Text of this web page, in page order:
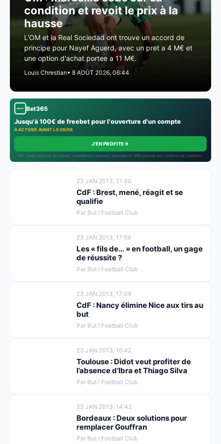
condition et revoit le prix à la
hausse
L'OM et la Real Sociedad ont trouve un accord de
principe pour Nayef Aguerd, avec un pret a 4 M€ et
une option d'achat portee a 11 M€.
Louis Chrestian• 8 AOÛT 2026, 06:44
Bet365
Jusqu'à 100€ de freebet pour l'ouverture d'un compte
À ACTIVER AVANT LE 09/08
J'EN PROFITE→
18+ · Jouer comporte des risques : endettement, isolement, dépendance · Offre soumise aux conditions de l’opérateur.
23 JAN 2013, 21:30
CdF : Brest, mené, réagit et se
qualifie
Par But ! Football Club
23 JAN 2013, 17:59
Les « fils de… » en football, un gage
de réussite ?
Par But ! Football Club
23 JAN 2013, 17:09
CdF : Nancy élimine Nice aux tirs au
but
Par But ! Football Club
23 JAN 2013, 16:42
Toulouse : Didot veut profiter de
l’absence d’Ibra et Thiago Silva
Par But ! Football Club
23 JAN 2013, 14:42
Bordeaux : Deux solutions pour
remplacer Gouffran
Par But ! Football Club